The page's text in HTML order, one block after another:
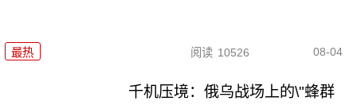
最热 阅读 10526 08-04
千机压境：俄乌战场上的\"蜂群